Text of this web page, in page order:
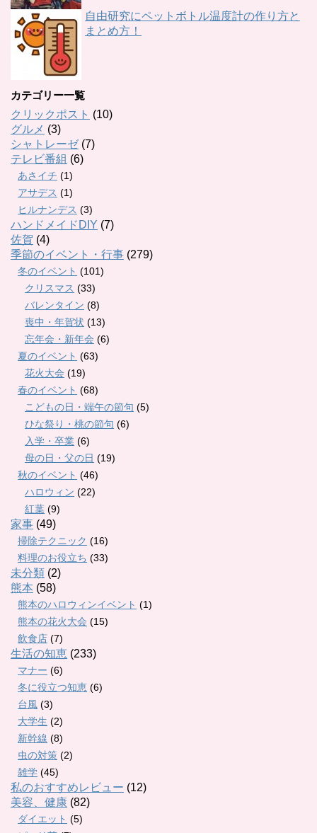
自由研究にペットボトル温度計の作り方と
まとめ方！
カテゴリー一覧
クリックポスト (10)
グルメ (3)
シャトレーゼ(7)
テレビ番組 (6)
あさイチ (1)
アサデス (1)
ヒルナンデス (3)
ハンドメイドDIY (7)
佐賀 (4)
季節のイベント・行事 (279)
冬のイベント (101)
クリスマス (33)
バレンタイン (8)
喪中・年賀状 (13)
忘年会・新年会 (6)
夏のイベント (63)
花火大会 (19)
春のイベント (68)
こどもの日・端午の節句 (5)
ひな祭り・桃の節句 (6)
入学・卒業 (6)
母の日・父の日 (19)
秋のイベント (46)
ハロウィン (22)
紅葉 (9)
家事 (49)
掃除テクニック (16)
料理のお役立ち (33)
未分類 (2)
熊本 (58)
熊本のハロウィンイベント (1)
熊本の花火大会 (15)
飲食店 (7)
生活の知恵 (233)
マナー (6)
冬に役立つ知恵 (6)
台風 (3)
大学生 (2)
新幹線 (8)
虫の対策 (2)
雑学 (45)
私のおすすめレビュー (12)
美容、健康 (82)
ダイエット (5)